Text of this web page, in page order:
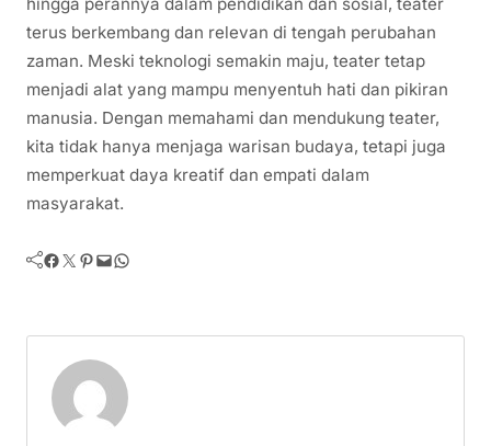
terus berkembang dan relevan di tengah perubahan
zaman. Meski teknologi semakin maju, teater tetap
menjadi alat yang mampu menyentuh hati dan pikiran
manusia. Dengan memahami dan mendukung teater,
kita tidak hanya menjaga warisan budaya, tetapi juga
memperkuat daya kreatif dan empati dalam
masyarakat.
Facebook Twitter Pinterest Mail WhatsApp